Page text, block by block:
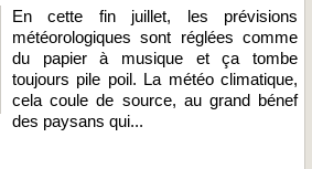
En cette fin juillet, les prévisions
météorologiques sont réglées comme
du papier à musique et ça tombe
toujours pile poil. La météo climatique,
cela coule de source, au grand bénef
des paysans qui...